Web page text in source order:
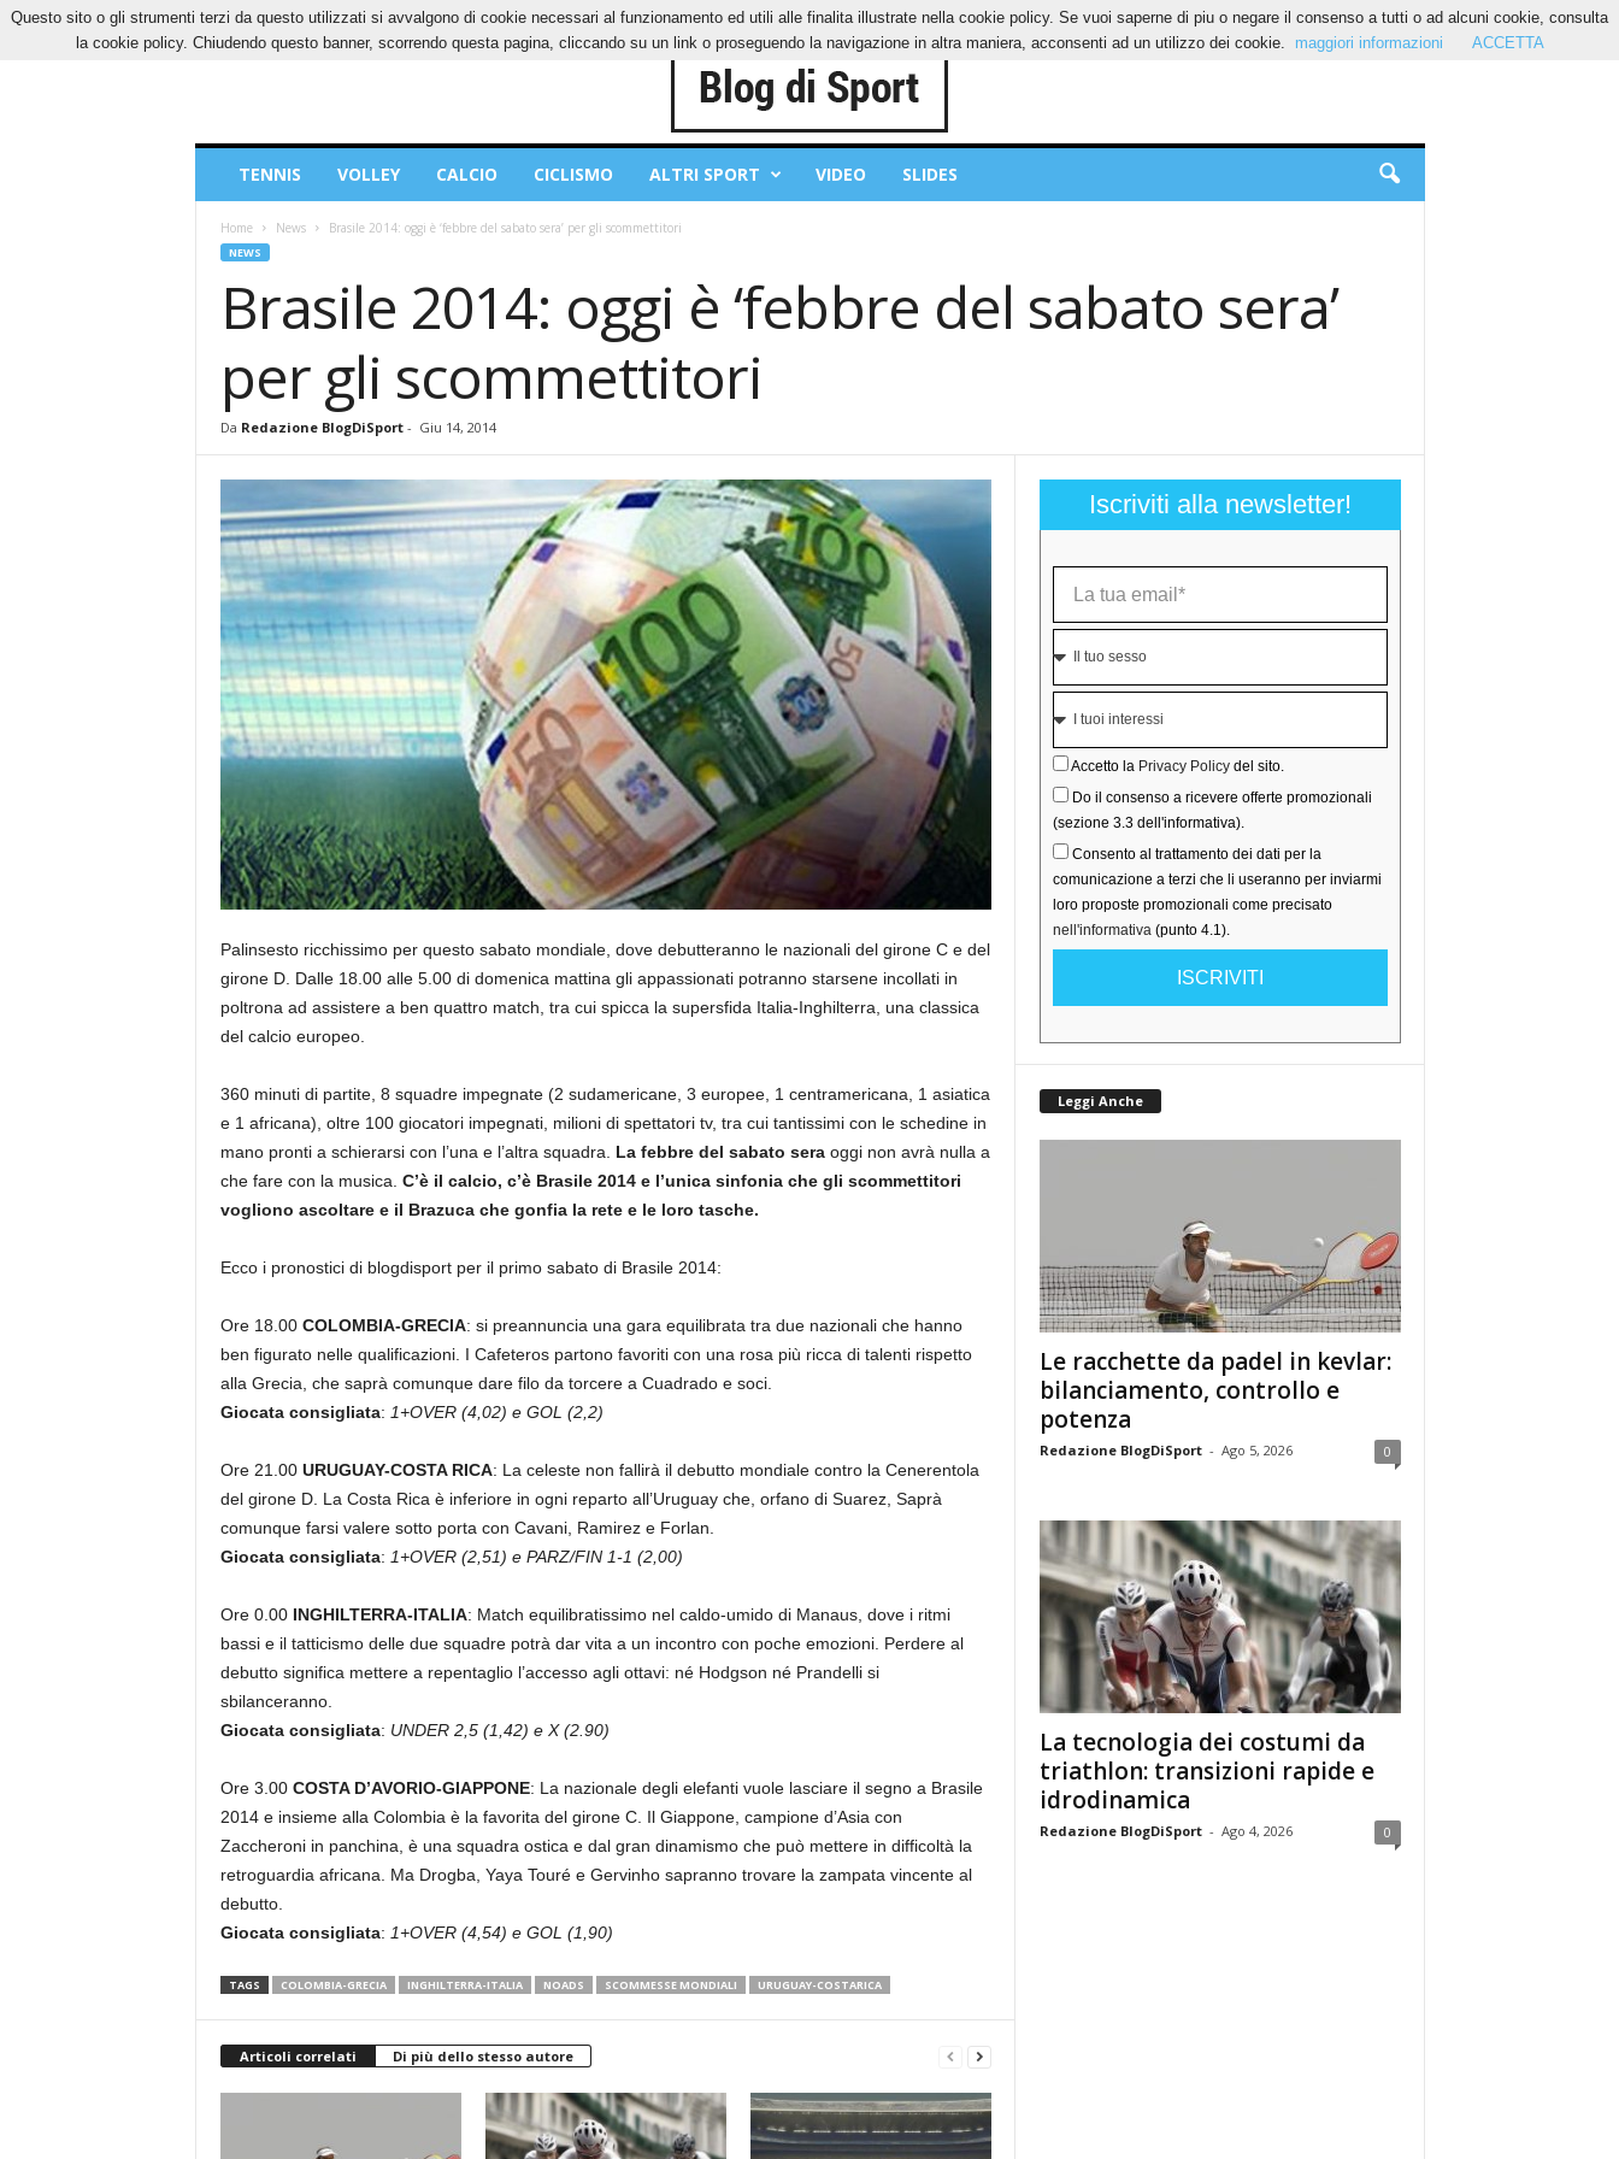
GIOVEDÌ, 6 AGOSTO 2026 CONTATTI COOKIES PRIVACY POLICY
Sport
TENNIS VOLLEY CALCIO CICLISMO ALTRI SPORT VIDEO SLIDES
Home News Brasile 2014: oggi è ‘febbre del sabato sera’ per gli scommettitori
NEWS
Brasile 2014: oggi è ‘febbre del sabato sera’
per gli scommettitori
Da Redazione BlogDiSport- Giu 14, 2014
Palinsesto ricchissimo per questo sabato mondiale, dove debutteranno le nazionali del girone C e del
girone D. Dalle 18.00 alle 5.00 di domenica mattina gli appassionati potranno starsene incollati in
poltrona ad assistere a ben quattro match, tra cui spicca la supersfida Italia-Inghilterra, una classica
del calcio europeo.
360 minuti di partite, 8 squadre impegnate (2 sudamericane, 3 europee, 1 centramericana, 1 asiatica
e 1 africana), oltre 100 giocatori impegnati, milioni di spettatori tv, tra cui tantissimi con le schedine in
mano pronti a schierarsi con l’una e l’altra squadra. La febbre del sabato seraoggi non avrà nulla a
che fare con la musica. C’è il calcio, c’è Brasile 2014 e l’unica sinfonia che gli scommettitori
vogliono ascoltare e il Brazuca che gonfia la rete e le loro tasche.
Ecco i pronostici di blogdisport per il primo sabato di Brasile 2014:
Ore 18.00 COLOMBIA-GRECIA: si preannuncia una gara equilibrata tra due nazionali che hanno
ben figurato nelle qualificazioni. I Cafeteros partono favoriti con una rosa più ricca di talenti rispetto
alla Grecia, che saprà comunque dare filo da torcere a Cuadrado e soci.
Giocata consigliata: 1+OVER (4,02) e GOL (2,2)
Ore 21.00 URUGUAY-COSTA RICA: La celeste non fallirà il debutto mondiale contro la Cenerentola
del girone D. La Costa Rica è inferiore in ogni reparto all’Uruguay che, orfano di Suarez, Saprà
comunque farsi valere sotto porta con Cavani, Ramirez e Forlan.
Giocata consigliata: 1+OVER (2,51) e PARZ/FIN 1-1 (2,00)
Ore 0.00 INGHILTERRA-ITALIA: Match equilibratissimo nel caldo-umido di Manaus, dove i ritmi
bassi e il tatticismo delle due squadre potrà dar vita a un incontro con poche emozioni. Perdere al
debutto significa mettere a repentaglio l’accesso agli ottavi: né Hodgson né Prandelli si
sbilanceranno.
Giocata consigliata: UNDER 2,5 (1,42) e X (2.90)
Ore 3.00 COSTA D’AVORIO-GIAPPONE: La nazionale degli elefanti vuole lasciare il segno a Brasile
2014 e insieme alla Colombia è la favorita del girone C. Il Giappone, campione d’Asia con
Zaccheroni in panchina, è una squadra ostica e dal gran dinamismo che può mettere in difficoltà la
retroguardia africana. Ma Drogba, Yaya Touré e Gervinho sapranno trovare la zampata vincente al
debutto.
Giocata consigliata: 1+OVER (4,54) e GOL (1,90)
TAGS COLOMBIA-GRECIA INGHILTERRA-ITALIA NOADS SCOMMESSE MONDIALI URUGUAY-COSTARICA
Articoli correlati Di più dello stesso autore
Iscriviti alla newsletter!
Accetto la Privacy Policydel sito.
Do il consenso a ricevere offerte promozionali
(sezione 3.3 dell'informativa).
Consento al trattamento dei dati per la
comunicazione a terzi che li useranno per inviarmi
loro proposte promozionali come precisato
nell'informativa(punto 4.1).
ISCRIVITI
Leggi Anche
Le racchette da padel in kevlar:
bilanciamento, controllo e
potenza
Redazione BlogDiSport - Ago 5, 2026 0
La tecnologia dei costumi da
triathlon: transizioni rapide e
idrodinamica
Redazione BlogDiSport - Ago 4, 2026 0
Questo sito o gli strumenti terzi da questo utilizzati si avvalgono di cookie necessari al funzionamento ed utili alle finalita illustrate nella cookie policy. Se vuoi saperne di piu o negare il consenso a tutti o ad alcuni cookie, consulta
la cookie policy. Chiudendo questo banner, scorrendo questa pagina, cliccando su un link o proseguendo la navigazione in altra maniera, acconsenti ad un utilizzo dei cookie.
maggiori informazioni ACCETTA